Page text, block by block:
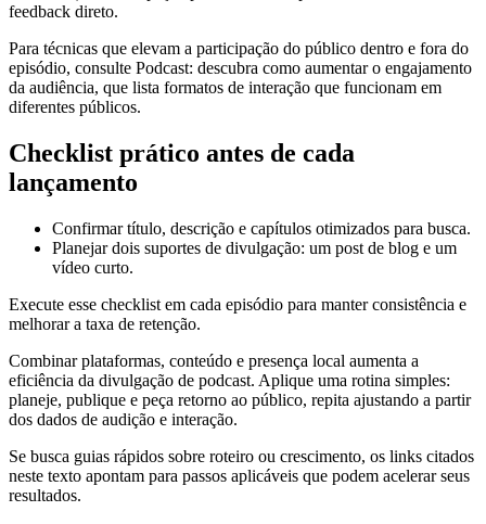
feedback direto.
Para técnicas que elevam a participação do público dentro e fora do
episódio, consulte Podcast: descubra como aumentar o engajamento
da audiência, que lista formatos de interação que funcionam em
diferentes públicos.
Checklist prático antes de cada
lançamento
Confirmar título, descrição e capítulos otimizados para busca.
Planejar dois suportes de divulgação: um post de blog e um
vídeo curto.
Execute esse checklist em cada episódio para manter consistência e
melhorar a taxa de retenção.
Combinar plataformas, conteúdo e presença local aumenta a
eficiência da divulgação de podcast. Aplique uma rotina simples:
planeje, publique e peça retorno ao público, repita ajustando a partir
dos dados de audição e interação.
Se busca guias rápidos sobre roteiro ou crescimento, os links citados
neste texto apontam para passos aplicáveis que podem acelerar seus
resultados.